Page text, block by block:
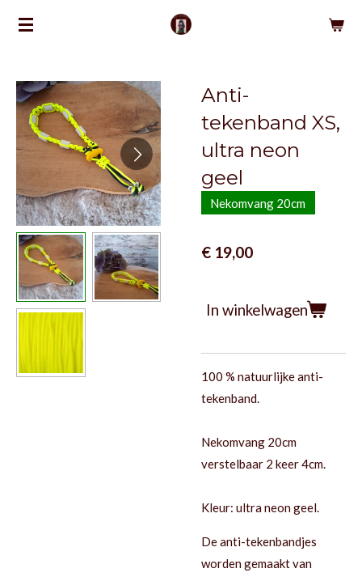
Ga
de
hoofdinhoud
Anti-
tekenband XS,
ultra neon
geel
Nekomvang 20cm
€ 19,00
In winkelwagen
100 % natuurlijke anti-
tekenband.
Nekomvang 20cm
verstelbaar 2 keer 4cm.
Kleur: ultra neon geel.
De anti-tekenbandjes
worden gemaakt van